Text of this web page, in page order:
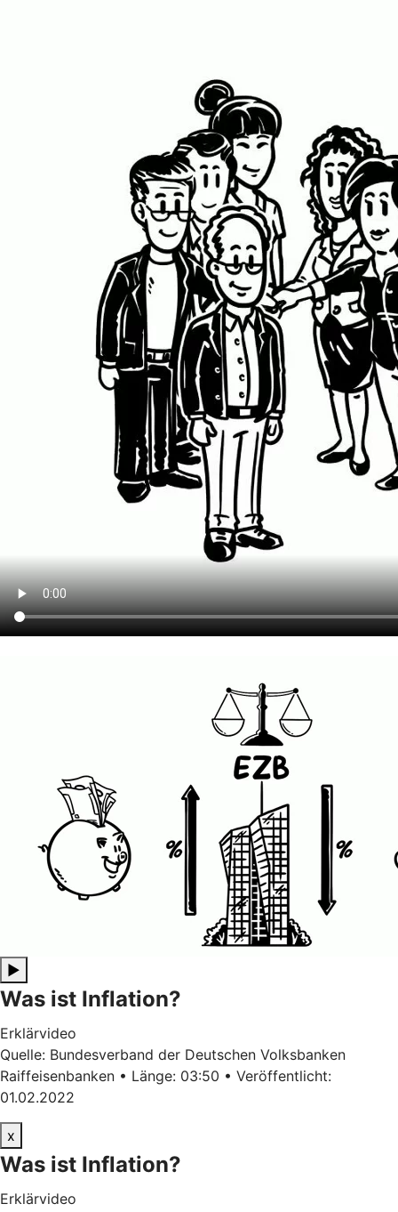
▶
Was ist Inflation?
Erklärvideo
Quelle: Bundesverband der Deutschen Volksbanken
Raiffeisenbanken • Länge: 03:50 • Veröffentlicht:
01.02.2022
x
Was ist Inflation?
Erklärvideo